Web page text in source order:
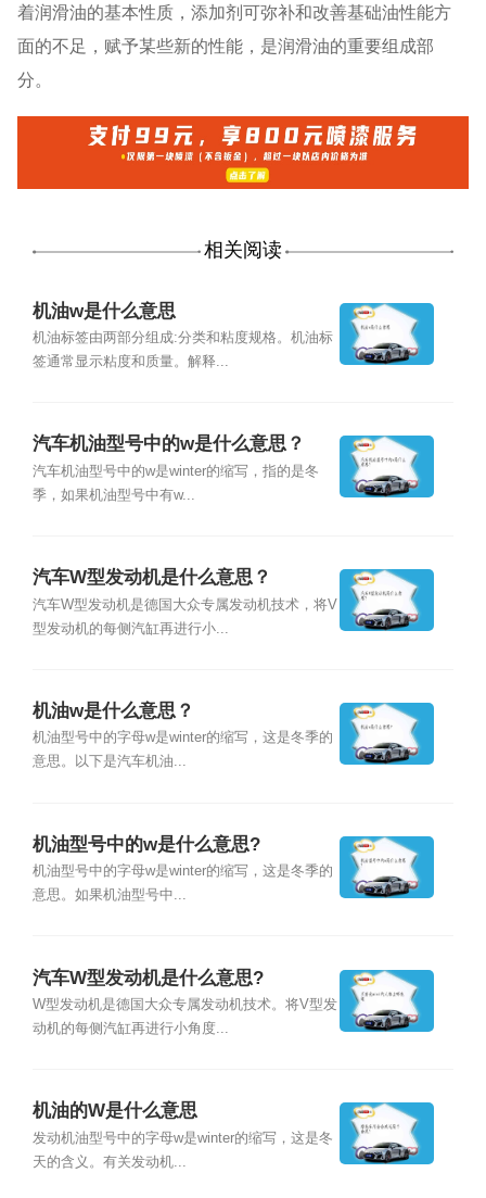
着润滑油的基本性质，添加剂可弥补和改善基础油性能方
面的不足，赋予某些新的性能，是润滑油的重要组成部
分。
相关阅读
机油w是什么意思
机油标签由两部分组成:分类和粘度规格。机油标
签通常显示粘度和质量。解释...
汽车机油型号中的w是什么意思？
汽车机油型号中的w是winter的缩写，指的是冬
季，如果机油型号中有w...
汽车W型发动机是什么意思？
汽车W型发动机是德国大众专属发动机技术，将V
型发动机的每侧汽缸再进行小...
机油w是什么意思？
机油型号中的字母w是winter的缩写，这是冬季的
意思。以下是汽车机油...
机油型号中的w是什么意思?
机油型号中的字母w是winter的缩写，这是冬季的
意思。如果机油型号中...
汽车W型发动机是什么意思?
W型发动机是德国大众专属发动机技术。将V型发
动机的每侧汽缸再进行小角度...
机油的W是什么意思
发动机油型号中的字母w是winter的缩写，这是冬
天的含义。有关发动机...